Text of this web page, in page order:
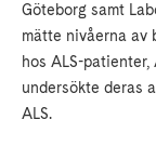
Göteborg samt
mätte nivåerna av
hos ALS-
undersökte deras
ALS.